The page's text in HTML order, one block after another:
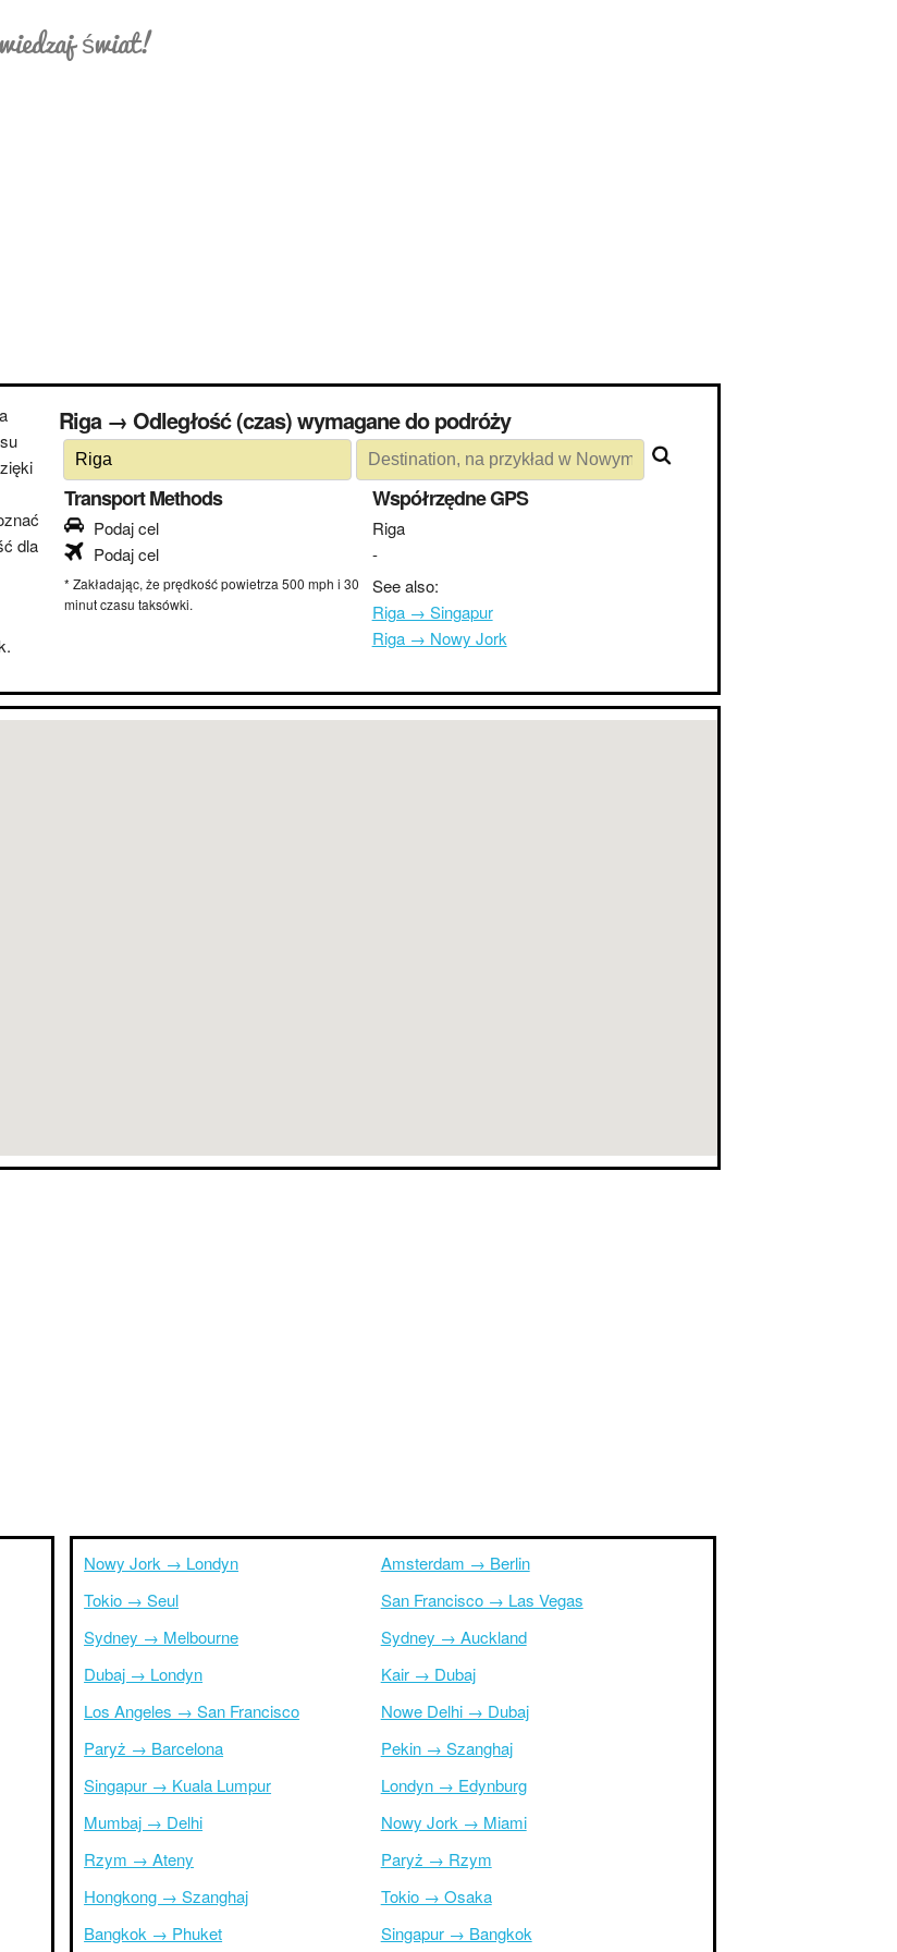
świat!
dla
Riga → Odległość (czas) wymagane do podróży
Transport Methods
Podaj cel
Podaj cel
* Zakładając, że prędkość powietrza 500 mph i 30
minut czasu taksówki.
Współrzędne GPS
Riga
-
See also:
Riga → Singapur
Riga → Nowy Jork
Nowy Jork → Londyn
Tokio → Seul
Sydney → Melbourne
Dubaj → Londyn
Los Angeles → San Francisco
Paryż → Barcelona
Singapur → Kuala Lumpur
Mumbaj → Delhi
Rzym → Ateny
Hongkong → Szanghaj
Bangkok → Phuket
Amsterdam → Berlin
San Francisco → Las Vegas
Sydney → Auckland
Kair → Dubaj
Nowe Delhi → Dubaj
Pekin → Szanghaj
Londyn → Edynburg
Nowy Jork → Miami
Paryż → Rzym
Tokio → Osaka
Singapur → Bangkok